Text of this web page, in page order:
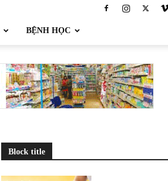
BỆNH HỌC
Block title